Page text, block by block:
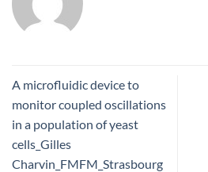
A microfluidic device to
monitor coupled oscillations
in a population of yeast
cells_Gilles
Charvin_FMFM_Strasbourg